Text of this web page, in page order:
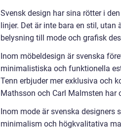
Svensk design har sina rötter i
linjer. Det är inte bara en stil,
belysning till mode och grafisk
Inom möbeldesign är svenska
minimalistiska och funktionella
Tenn erbjuder mer exklusiva och
Mathsson och Carl Malmsten har
Inom mode är svenska designers
minimalism och högkvalitativa